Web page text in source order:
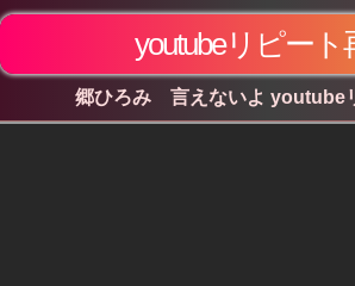
youtubeリピート
郷ひろみ 言えないよ youtube